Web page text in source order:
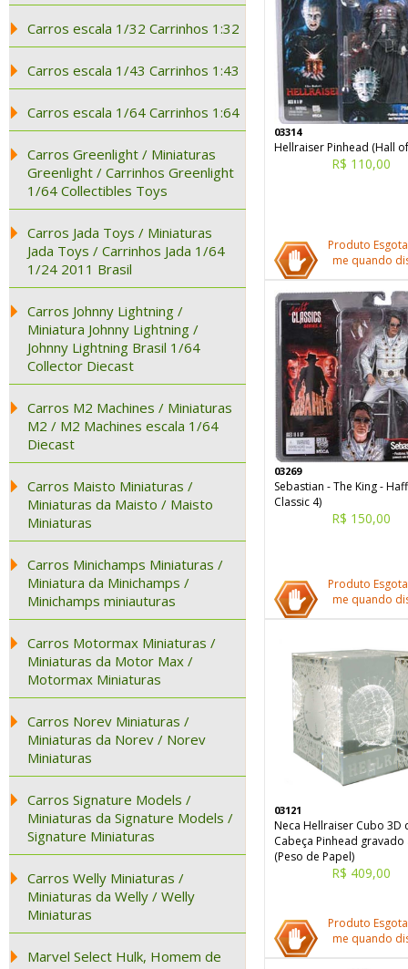
Carros escala 1/32 Carrinhos 1:32
Carros escala 1/43 Carrinhos 1:43
Carros escala 1/64 Carrinhos 1:64
Carros Greenlight / Miniaturas
Greenlight / Carrinhos Greenlight
1/64 Collectibles Toys
Carros Jada Toys / Miniaturas
Jada Toys / Carrinhos Jada 1/64
1/24 2011 Brasil
Carros Johnny Lightning /
Miniatura Johnny Lightning /
Johnny Lightning Brasil 1/64
Collector Diecast
Carros M2 Machines / Miniaturas
M2 / M2 Machines escala 1/64
Diecast
Carros Maisto Miniaturas /
Miniaturas da Maisto / Maisto
Miniaturas
Carros Minichamps Miniaturas /
Miniatura da Minichamps /
Minichamps miniauturas
Carros Motormax Miniaturas /
Miniaturas da Motor Max /
Motormax Miniaturas
Carros Norev Miniaturas /
Miniaturas da Norev / Norev
Miniaturas
Carros Signature Models /
Miniaturas da Signature Models /
Signature Miniaturas
Carros Welly Miniaturas /
Miniaturas da Welly / Welly
Miniaturas
Marvel Select Hulk, Homem de
03314
Hellraiser Pinhead (Hall
R$ 110,00
Produto
me quando
03269
Sebastian - The King -
Classic 4)
R$ 150,00
Produto
me quando
03121
Neca Hellraiser Cubo 3D
Cabeça Pinhead gravado
(Peso de Papel)
R$ 409,00
Produto
me quando